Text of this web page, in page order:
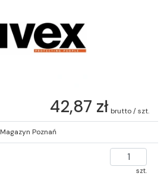
42,87 zł brutto / szt.
Magazyn Poznań
szt.